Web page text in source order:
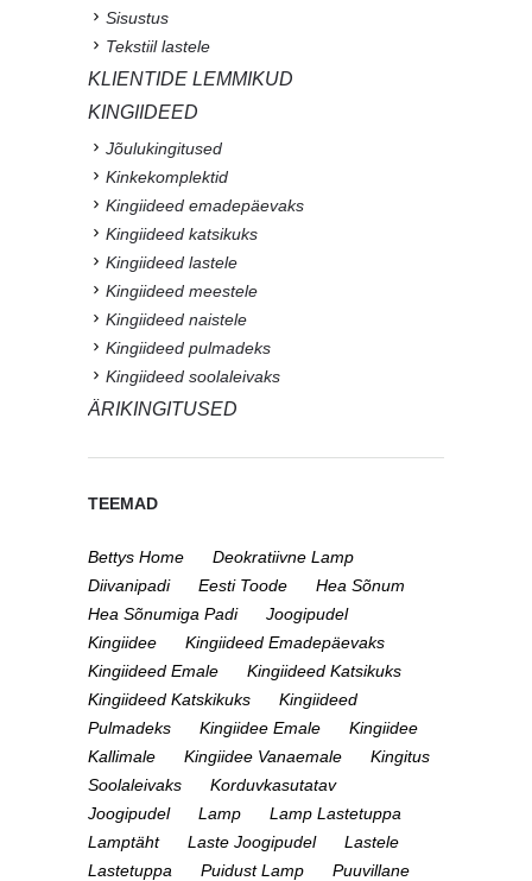
Sisustus
Tekstiil lastele
KLIENTIDE LEMMIKUD
KINGIIDEED
Jõulukingitused
Kinkekomplektid
Kingiideed emadepäevaks
Kingiideed katsikuks
Kingiideed lastele
Kingiideed meestele
Kingiideed naistele
Kingiideed pulmadeks
Kingiideed soolaleivaks
ÄRIKINGITUSED
TEEMAD
Bettys Home
Deokratiivne Lamp
Diivanipadi
Eesti Toode
Hea Sõnum
Hea Sõnumiga Padi
Joogipudel
Kingiidee
Kingiideed Emadepäevaks
Kingiideed Emale
Kingiideed Katsikuks
Kingiideed Katskikuks
Kingiideed
Pulmadeks
Kingiidee Emale
Kingiidee
Kallimale
Kingiidee Vanaemale
Kingitus
Soolaleivaks
Korduvkasutatav
Joogipudel
Lamp
Lamp Lastetuppa
Lamptäht
Laste Joogipudel
Lastele
Lastetuppa
Puidust Lamp
Puuvillane